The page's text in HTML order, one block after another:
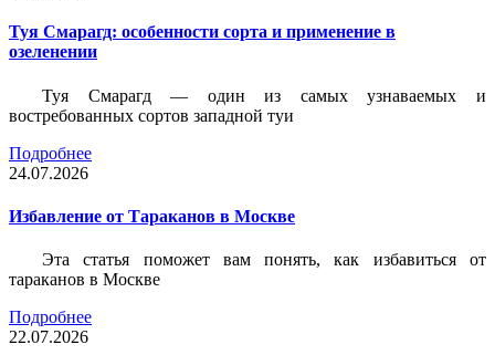
Туя Смарагд: особенности сорта и применение в
озеленении
Туя Смарагд — один из самых узнаваемых и
востребованных сортов западной туи
Подробнее
24.07.2026
Избавление от Тараканов в Москве
Эта статья поможет вам понять, как избавиться от
тараканов в Москве
Подробнее
22.07.2026